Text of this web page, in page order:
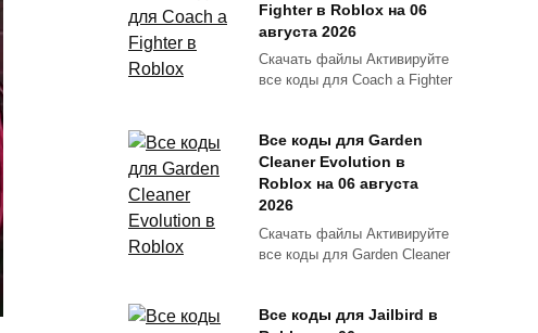
Fighter в Roblox на 06
августа 2026
Скачать файлы Активируйте
все коды для Coach a Fighter
Все коды для Garden
Cleaner Evolution в
Roblox на 06 августа
2026
Скачать файлы Активируйте
все коды для Garden Cleaner
Все коды для Jailbird в